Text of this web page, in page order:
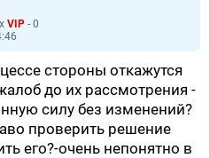
VIP - 0
стороны откажутся
до их рассмотрения -
силу без изменений?
проверить решение
его?-очень непонятно в